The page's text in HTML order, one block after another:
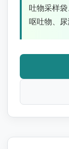
吐物采样袋
呕吐物、